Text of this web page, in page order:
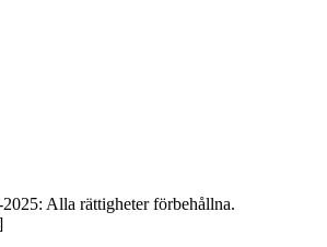
Alla rättigheter förbehållna.